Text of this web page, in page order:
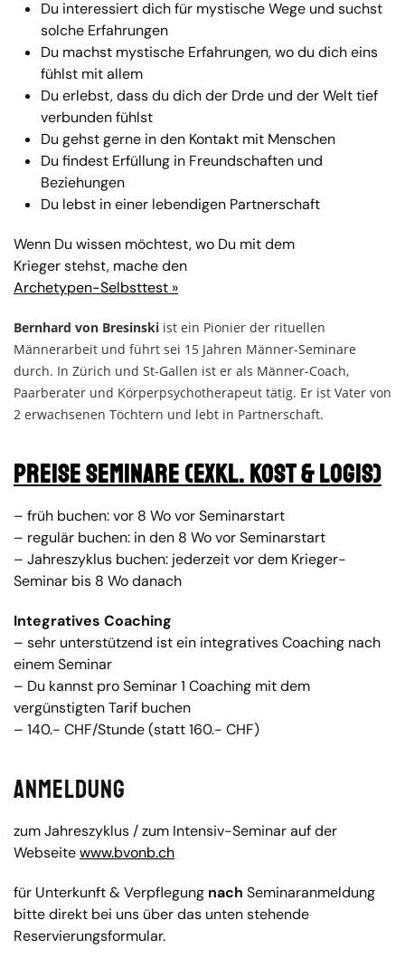
Du interessiert dich für mystische Wege und suchst
solche Erfahrungen
Du machst mystische Erfahrungen, wo du dich eins
fühlst mit allem
Du erlebst, dass du dich der Drde und der Welt tief
verbunden fühlst
Du gehst gerne in den Kontakt mit Menschen
Du findest Erfüllung in Freundschaften und
Beziehungen
Du lebst in einer lebendigen Partnerschaft
Wenn Du wissen möchtest, wo Du mit dem
Krieger stehst, mache den
Archetypen-Selbsttest »
Bernhard von Bresinski ist ein Pionier der rituellen
Männerarbeit und führt sei 15 Jahren Männer-Seminare
durch. In Zürich und St-Gallen ist er als Männer-Coach,
Paarberater und Körperpsychotherapeut tätig. Er ist Vater von
2 erwachsenen Töchtern und lebt in Partnerschaft.
Preise Seminare (exkl. Kost & Logis)
– früh buchen: vor 8 Wo vor Seminarstart
– regulär buchen: in den 8 Wo vor Seminarstart
– Jahreszyklus buchen: jederzeit vor dem Krieger-
Seminar bis 8 Wo danach
Integratives Coaching
– sehr unterstützend ist ein integratives Coaching nach
einem Seminar
– Du kannst pro Seminar 1 Coaching mit dem
vergünstigten Tarif buchen
– 140.- CHF/Stunde (statt 160.- CHF)
Anmeldung
zum Jahreszyklus / zum Intensiv-Seminar auf der
Webseitewww.bvonb.ch
für Unterkunft & Verpflegung nach Seminaranmeldung
bitte direkt bei uns über das unten stehende
Reservierungsformular.